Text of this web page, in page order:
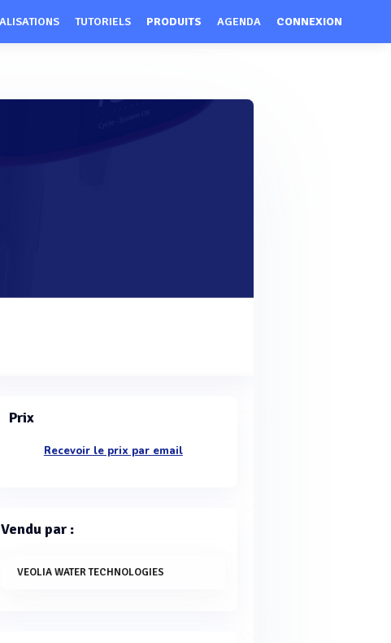
TUTORIELS PRODUITS AGENDA CONNEXION
Prix
Recevoir le prix par email
Vendu par :
VEOLIA WATER TECHNOLOGIES